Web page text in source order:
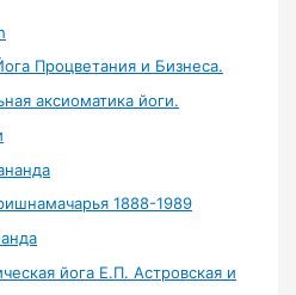
Процветания и Бизнеса.
аксиоматика йоги.
1888-1989
йога Е.П. Астровская и